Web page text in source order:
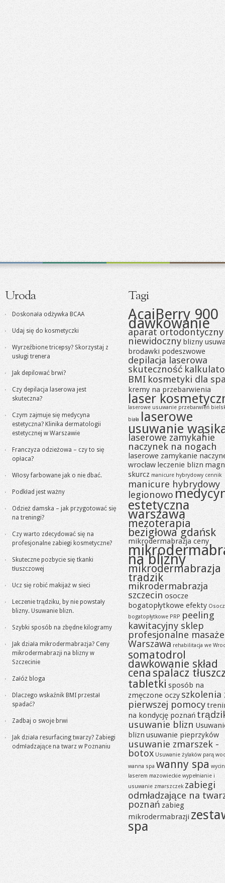
Uroda
Doskonała odżywka BCAA
Udaj się do kosmetyczki
Wyrzeźbione tricepsy? Skorzystaj z
usługi trenera
Jak depilować brwi?
Czy depilacja laserowa jest
skuteczna?
Czym zajmuje się medycyna
estetyczna? Klinika dermatologii
estetycznej w Warszawie
Franczyza odzieżowa – czy to się
opłaca?
Włosy farbowane jak o nie dbać.
Podkład jest ważny
Odzież damska – jak przygotować się
na treningi?
Czy warto zdecydować się na
profesjonalne zabiegi kosmetyczne?
Skuteczne pozbycie się tkanki
tłuszczowej
Ucz się robić makijaż w sieci
Leczenie trądziku, by nie powstały
blizny. Usuwanie blizn.
Szybki sposób na zbędne kilogramy
Jak działa mikrodermabrazja? Ceny
mikrodermabrazji na blizny w
Szczecinie
Załóż bloga
Dlaczego wskaźnik BMI przestał
spadać?
Zadbaj o swoje brwi
Jak działa resurfacing twarzy? Zabiegi
odmładzające na twarz w Poznaniu
Tagi
AcaiBerry 900
dawkowanie
aparat ortodontyczny
niewidoczny blizny
brodawki podeszwowe
depilacja laserowa
skuteczność
BMI kosmetyki dla
kremy na przebarwienia
laser
laserowe usuwanie przebarwień
biała laserowe
usuwanie
laserowe zamykanie
naczynek na nogach
laserowe zamykanie
wrocław leczenie blizn
skurcz manicure hybrydowy cennik
manicure hybrydowy
legionowo
estetyczna
warszawa
mezoterapia
bezigłowa gdańsk
mikrodermabrazja ceny
na blizny
mikrodermabrazja
tradzik
mikrodermabrazja
szczecin osocze
bogatopłytkowe efekty
bogatopłytkowe PRP peeling
kawitacyjny sklep
profesjonalne masaże
Warszawa rehabilitacja we
somatodrol
dawkowanie skład
cena spalacz
tabletki sposób na
zmęczone oczy szkolenia
pierwszej pomocy
na kondycję poznań
usuwanie blizn
blizn usuwanie pieprzyków
usuwanie zmarszek -
botox Usuwanie żylaków parą
wanna spa wanny spa
laserem mazowieckie wypełnianie i
usuwanie zmarszczek zabiegi
odmładzające na
poznań zabieg
mikrodermabrazji
spa